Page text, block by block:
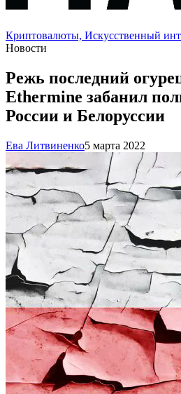
Криптовалюты, Искусственный
Новости
Режь последний
Ethermine забанил
России и Белоруссии
Ева Литвиненко5 марта 2022